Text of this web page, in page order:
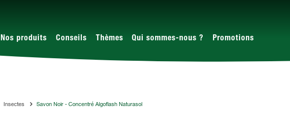
Nos produits Conseils Thèmes Qui sommes-nous ? Promotions
Insectes Savon Noir - Concentré Algoflash Naturasol